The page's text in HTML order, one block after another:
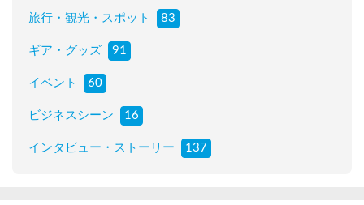
旅行・観光・スポット 83
ギア・グッズ 91
イベント 60
ビジネスシーン 16
インタビュー・ストーリー 137